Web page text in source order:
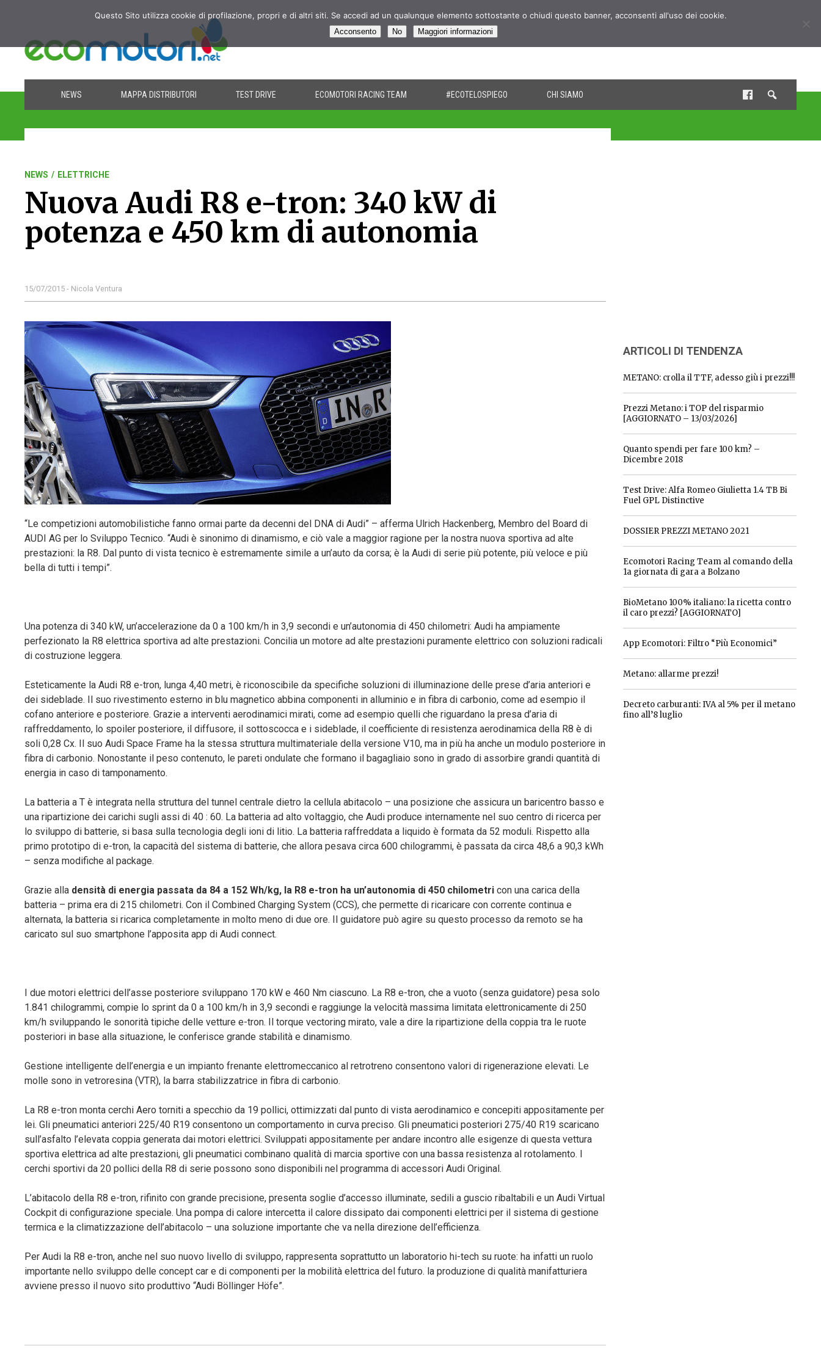
NEWS MAPPA DISTRIBUTORI TEST DRIVE ECOMOTORI RACING TEAM #ECOTELOSPIEGO CHI SIAMO
NEWS / ELETTRICHE
Nuova Audi R8 e-tron: 340 kW di
potenza e 450 km di autonomia
15/07/2015 - Nicola Ventura
“Le competizioni automobilistiche fanno ormai parte da decenni del DNA di Audi” – afferma Ulrich Hackenberg, Membro del Board di
AUDI AG per lo Sviluppo Tecnico. “Audi è sinonimo di dinamismo, e ciò vale a maggior ragione per la nostra nuova sportiva ad alte
prestazioni: la R8. Dal punto di vista tecnico è estremamente simile a un’auto da corsa; è la Audi di serie più potente, più veloce e più
bella di tutti i tempi”.
Una potenza di 340 kW, un’accelerazione da 0 a 100 km/h in 3,9 secondi e un’autonomia di 450 chilometri: Audi ha ampiamente
perfezionato la R8 elettrica sportiva ad alte prestazioni. Concilia un motore ad alte prestazioni puramente elettrico con soluzioni radicali
di costruzione leggera.
Esteticamente la Audi R8 e-tron, lunga 4,40 metri, è riconoscibile da specifiche soluzioni di illuminazione delle prese d’aria anteriori e
dei sideblade. Il suo rivestimento esterno in blu magnetico abbina componenti in alluminio e in fibra di carbonio, come ad esempio il
cofano anteriore e posteriore. Grazie a interventi aerodinamici mirati, come ad esempio quelli che riguardano la presa d’aria di
raffreddamento, lo spoiler posteriore, il diffusore, il sottoscocca e i sideblade, il coefficiente di resistenza aerodinamica della R8 è di
soli 0,28 Cx. Il suo Audi Space Frame ha la stessa struttura multimateriale della versione V10, ma in più ha anche un modulo posteriore in
fibra di carbonio. Nonostante il peso contenuto, le pareti ondulate che formano il bagagliaio sono in grado di assorbire grandi quantità di
energia in caso di tamponamento.
La batteria a T è integrata nella struttura del tunnel centrale dietro la cellula abitacolo – una posizione che assicura un baricentro basso e
una ripartizione dei carichi sugli assi di 40 : 60. La batteria ad alto voltaggio, che Audi produce internamente nel suo centro di ricerca per
lo sviluppo di batterie, si basa sulla tecnologia degli ioni di litio. La batteria raffreddata a liquido è formata da 52 moduli. Rispetto alla
primo prototipo di e-tron, la capacità del sistema di batterie, che allora pesava circa 600 chilogrammi, è passata da circa 48,6 a 90,3 kWh
– senza modifiche al package.
Grazie alla densità di energia passata da 84 a 152 Wh/kg, la R8 e-tron ha un’autonomia di 450 chilometri con una carica della
batteria – prima era di 215 chilometri. Con il Combined Charging System (CCS), che permette di ricaricare con corrente continua e
alternata, la batteria si ricarica completamente in molto meno di due ore. Il guidatore può agire su questo processo da remoto se ha
caricato sul suo smartphone l’apposita app di Audi connect.
I due motori elettrici dell’asse posteriore sviluppano 170 kW e 460 Nm ciascuno. La R8 e-tron, che a vuoto (senza guidatore) pesa solo
1.841 chilogrammi, compie lo sprint da 0 a 100 km/h in 3,9 secondi e raggiunge la velocità massima limitata elettronicamente di 250
km/h sviluppando le sonorità tipiche delle vetture e-tron. Il torque vectoring mirato, vale a dire la ripartizione della coppia tra le ruote
posteriori in base alla situazione, le conferisce grande stabilità e dinamismo.
Gestione intelligente dell’energia e un impianto frenante elettromeccanico al retrotreno consentono valori di rigenerazione elevati. Le
molle sono in vetroresina (VTR), la barra stabilizzatrice in fibra di carbonio.
La R8 e-tron monta cerchi Aero torniti a specchio da 19 pollici, ottimizzati dal punto di vista aerodinamico e concepiti appositamente per
lei. Gli pneumatici anteriori 225/40 R19 consentono un comportamento in curva preciso. Gli pneumatici posteriori 275/40 R19 scaricano
sull’asfalto l’elevata coppia generata dai motori elettrici. Sviluppati appositamente per andare incontro alle esigenze di questa vettura
sportiva elettrica ad alte prestazioni, gli pneumatici combinano qualità di marcia sportive con una bassa resistenza al rotolamento. I
cerchi sportivi da 20 pollici della R8 di serie possono sono disponibili nel programma di accessori Audi Original.
L’abitacolo della R8 e-tron, rifinito con grande precisione, presenta soglie d’accesso illuminate, sedili a guscio ribaltabili e un Audi Virtual
Cockpit di configurazione speciale. Una pompa di calore intercetta il calore dissipato dai componenti elettrici per il sistema di gestione
termica e la climatizzazione dell’abitacolo – una soluzione importante che va nella direzione dell’efficienza.
Per Audi la R8 e-tron, anche nel suo nuovo livello di sviluppo, rappresenta soprattutto un laboratorio hi-tech su ruote: ha infatti un ruolo
importante nello sviluppo delle concept car e di componenti per la mobilità elettrica del futuro. la produzione di qualità manifatturiera
avviene presso il nuovo sito produttivo “Audi Böllinger Höfe”.
ARTICOLI DI TENDENZA
METANO: crolla il TTF, adesso giù i prezzi!!!
Prezzi Metano: i TOP del risparmio
[AGGIORNATO – 13/03/2026]
Quanto spendi per fare 100 km? –
Dicembre 2018
Test Drive: Alfa Romeo Giulietta 1.4 TB Bi
Fuel GPL Distinctive
DOSSIER PREZZI METANO 2021
Ecomotori Racing Team al comando della
1a giornata di gara a Bolzano
BioMetano 100% italiano: la ricetta contro
il caro prezzi? [AGGIORNATO]
App Ecomotori: Filtro “Più Economici”
Metano: allarme prezzi!
Decreto carburanti: IVA al 5% per il metano
fino all’8 luglio
Questo Sito utilizza cookie di profilazione, propri e di altri siti. Se accedi ad un qualunque elemento sottostante o chiudi questo banner, acconsenti all'uso dei cookie.
Acconsento No Maggiori informazioni